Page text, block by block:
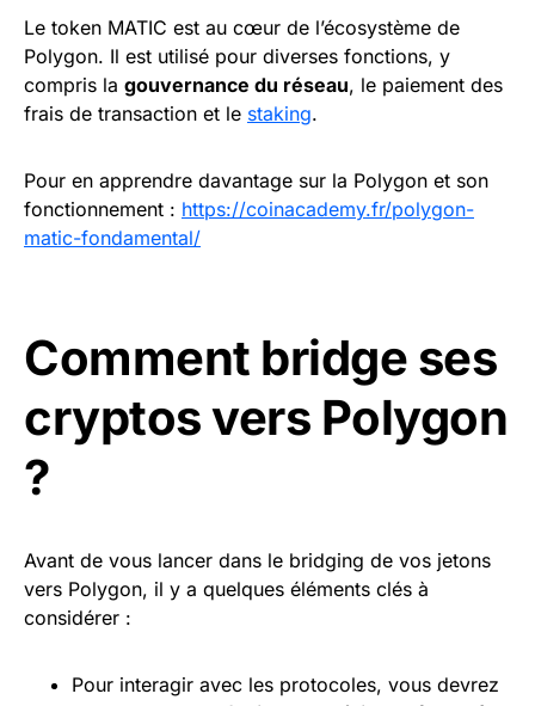
Le token MATIC est au cœur de l’écosystème de
Polygon. Il est utilisé pour diverses fonctions, y
compris la gouvernance du réseau, le paiement des
frais de transaction et le staking.
Pour en apprendre davantage sur la Polygon et son
fonctionnement : https://coinacademy.fr/polygon-
matic-fondamental/
Comment bridge ses
cryptos vers Polygon
?
Avant de vous lancer dans le bridging de vos jetons
vers Polygon, il y a quelques éléments clés à
considérer :
Pour interagir avec les protocoles, vous devrez